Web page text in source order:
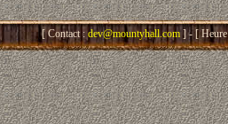
[ Contact : dev@mountyhall.com] - [ Heure